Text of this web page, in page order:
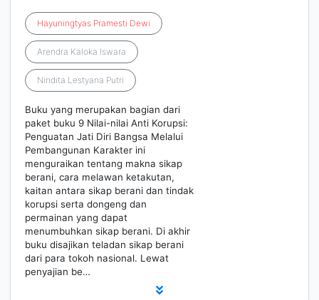
Hayuningtyas Pramesti Dewi
Arendra Kaloka Iswara
Nindita Lestyana Putri
Buku yang merupakan bagian dari
paket buku 9 Nilai-nilai Anti Korupsi:
Penguatan Jati Diri Bangsa Melalui
Pembangunan Karakter ini
menguraikan tentang makna sikap
berani, cara melawan ketakutan,
kaitan antara sikap berani dan tindak
korupsi serta dongeng dan
permainan yang dapat
menumbuhkan sikap berani. Di akhir
buku disajikan teladan sikap berani
dari para tokoh nasional. Lewat
penyajian be…